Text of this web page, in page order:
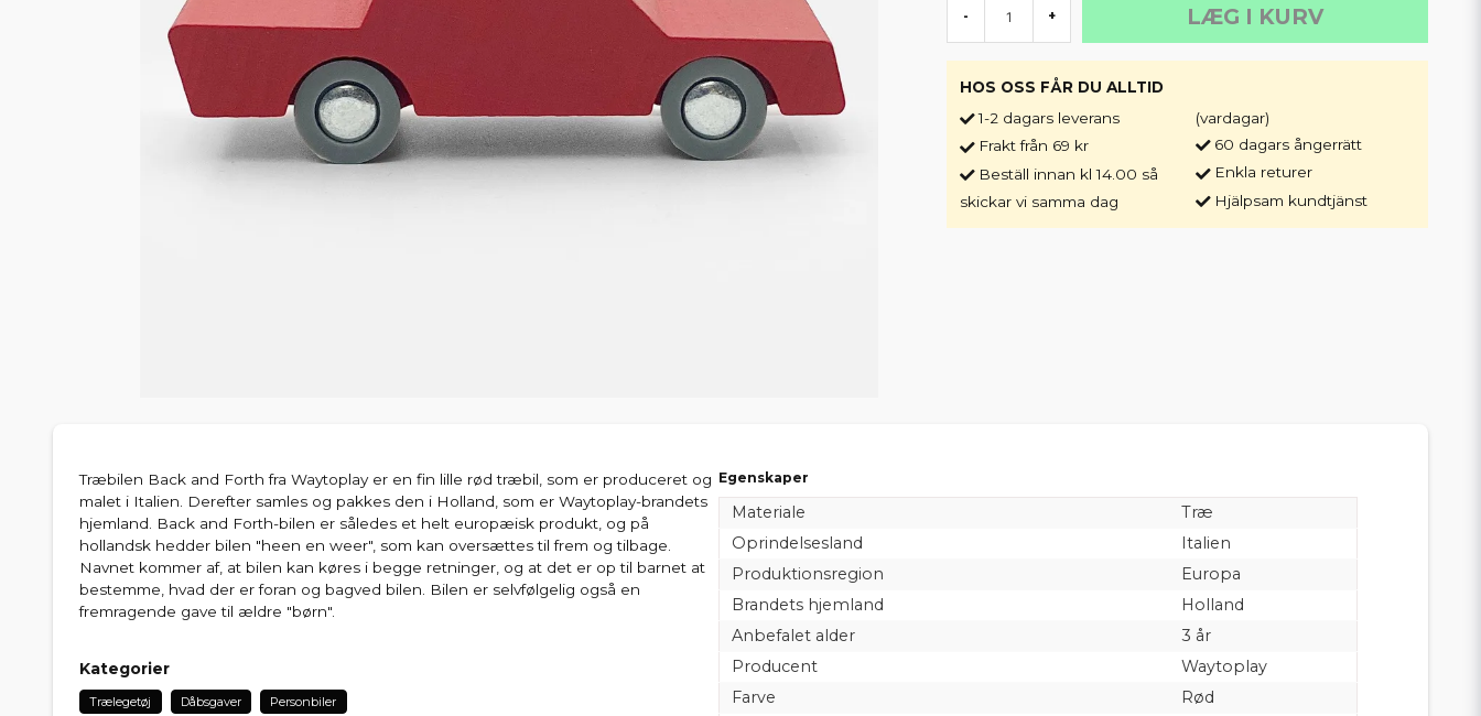
- + LÆG I KURV
HOS OSS FÅR DU ALLTID
1-2 dagars leverans
Frakt från 69 kr
Beställ innan kl 14.00 så
skickar vi samma dag
(vardagar)
60 dagars ångerrätt
Enkla returer
Hjälpsam kundtjänst
Træbilen Back and Forth fra Waytoplay er en fin lille rød træbil, som er produceret og
malet i Italien. Derefter samles og pakkes den i Holland, som er Waytoplay-brandets
hjemland. Back and Forth-bilen er således et helt europæisk produkt, og på
hollandsk hedder bilen "heen en weer", som kan oversættes til frem og tilbage.
Navnet kommer af, at bilen kan køres i begge retninger, og at det er op til barnet at
bestemme, hvad der er foran og bagved bilen. Bilen er selvfølgelig også en
fremragende gave til ældre "børn".
Kategorier
Trælegetøj Dåbsgaver Personbiler
Egenskaper
Materiale
Træ
Oprindelsesland
Italien
Produktionsregion
Europa
Brandets hjemland
Holland
Anbefalet alder
3 år
Producent
Waytoplay
Farve
Rød